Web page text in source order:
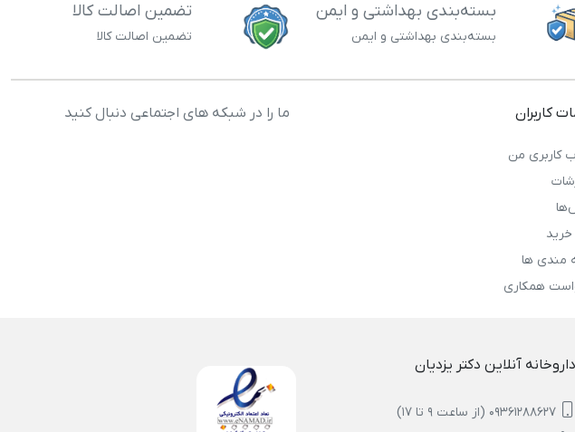
بسته‌بندی بهداشتی و ایمن
بسته‌بندی بهداشتی و ایمن
تضمین اصالت کالا
تضمین اصالت کالا
کاربران
کاربری من
مندی ها
همکاری
ما را در شبکه های اجتماعی دنبال کنید
داروخانه آنلاین دکتر یزدیان
09361288627 (از ساعت 9 تا 17)